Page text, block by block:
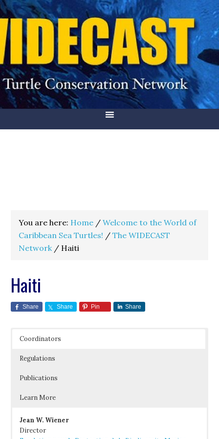
You are here: Home / Welcome to the World of
Caribbean Sea Turtles! / The WIDECAST
Network / Haiti
Haiti
Share Share Pin Share
Coordinators
Regulations
Publications
Learn More
Jean W. Wiener
Director